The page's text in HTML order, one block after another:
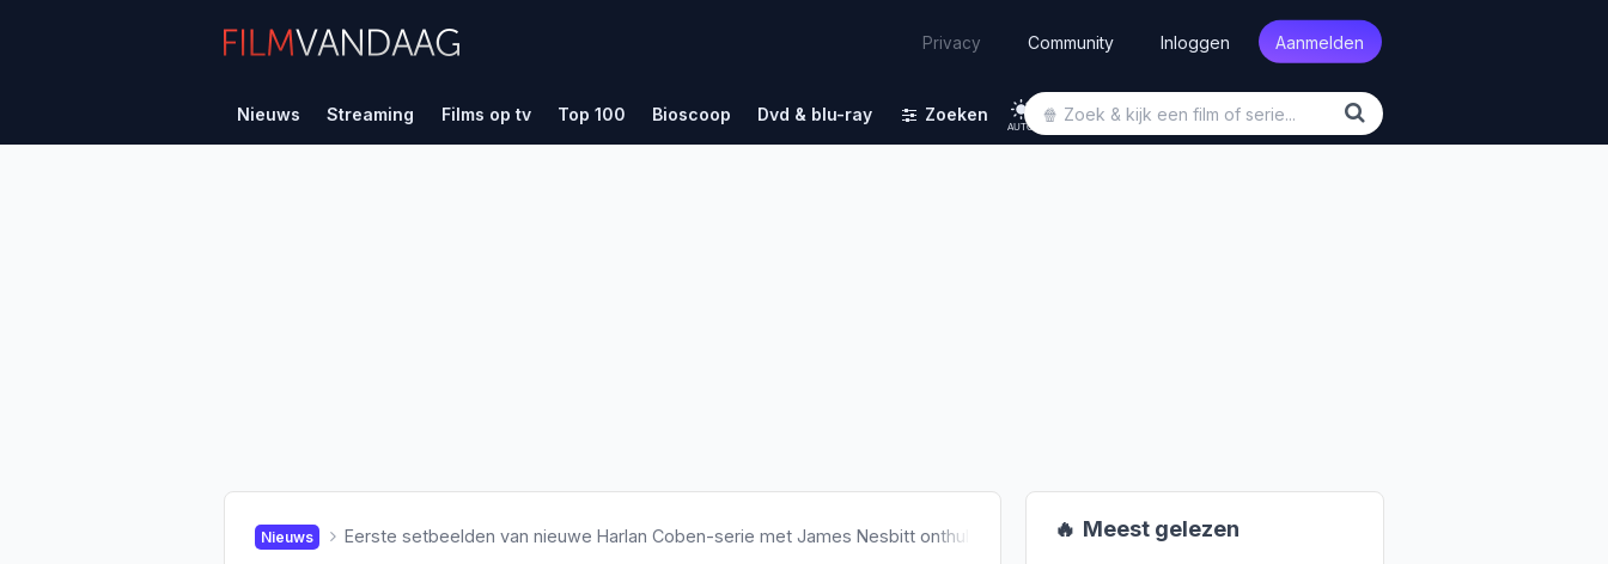
Privacy Community Inloggen Aanmelden
Nieuws Streaming Films op tv Top 100 Bioscoop Dvd & blu-ray Zoeken
AUTO
Nieuws Eerste setbeelden van nieuwe Harlan Coben-serie met James Nesbitt onthuld 🔥 Meest gelezen